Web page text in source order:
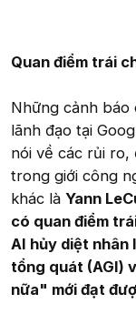
Quan điểm trái
Những cảnh
lãnh đạo tại
nói về các rủi
trong giới công
khác là Yann
có quan điểm
AI hủy diệt nhân
tổng quát (AGI)
nữa" mới đạt